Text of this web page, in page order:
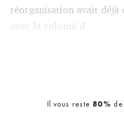
réorganisation avait déjà
avec la volonté d
Il vous reste 80%